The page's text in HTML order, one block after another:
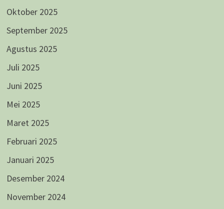
Oktober 2025
September 2025
Agustus 2025
Juli 2025
Juni 2025
Mei 2025
Maret 2025
Februari 2025
Januari 2025
Desember 2024
November 2024